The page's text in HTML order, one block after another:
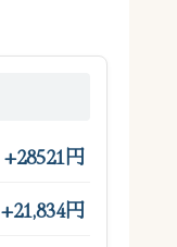
+28521円
+21,834円